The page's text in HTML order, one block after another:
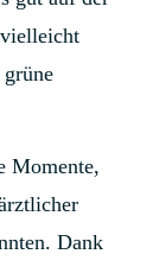
Momente,
Dank